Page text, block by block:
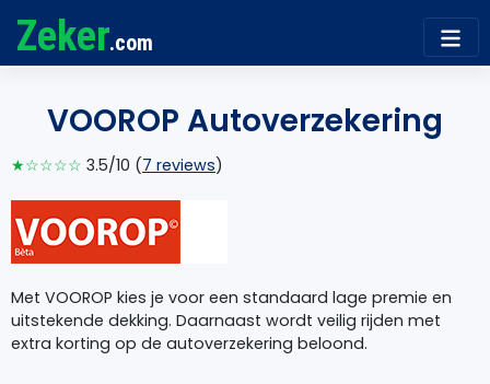
Zeker.com
VOOROP Autoverzekering
★☆☆☆☆ 3.5/10 (7 reviews)
Met VOOROP kies je voor een standaard lage premie en
uitstekende dekking. Daarnaast wordt veilig rijden met
extra korting op de autoverzekering beloond.